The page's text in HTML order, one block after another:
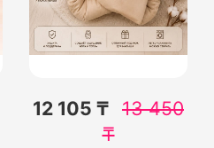
12 105 ₸ 13 450
₸